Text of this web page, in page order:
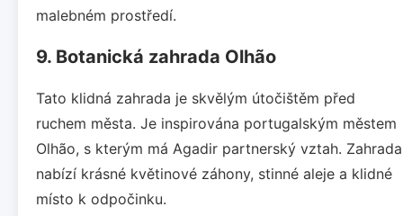
malebném prostředí.
9. Botanická zahrada Olhão
Tato klidná zahrada je skvělým útočištěm před
ruchem města. Je inspirována portugalským městem
Olhão, s kterým má Agadir partnerský vztah. Zahrada
nabízí krásné květinové záhony, stinné aleje a klidné
místo k odpočinku.